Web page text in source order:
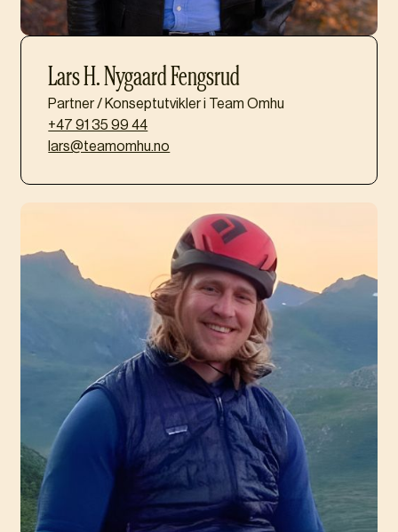
Lars H. Nygaard Fengsrud
Partner / Konseptutvikler i Team Omhu
+47 91 35 99 44
lars@teamomhu.no